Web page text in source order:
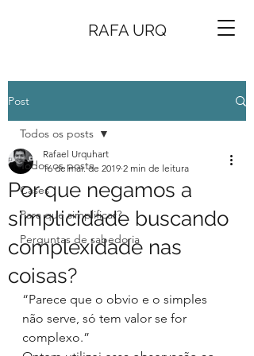
RAFA URQ
Post
Todos os posts
Cases
Para que simplificar?
Perguntas de sabedoria
Todos os posts
Por que negamos a
simplicidade buscando
complexidade nas
coisas?
Rafael Urquhart
16 de mai. de 2019 2 min de leitura
“Parece que o obvio e o simples
não serve, só tem valor se for
complexo.”